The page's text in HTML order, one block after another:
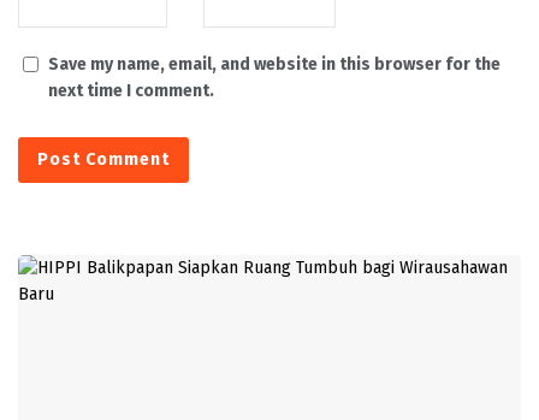
Save my name, email, and website in this browser for the
next time I comment.